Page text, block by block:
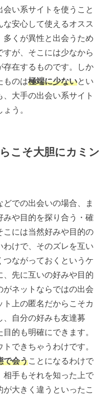
い系サイトを使うこと
安心して使えるオスス
多くが異性と出会うため
が、そこには少なから
存在するものです。しか
ものは極端に少ないとい
大手の出会い系サイト
ょう。
こそ大胆にカミン
での出会いの場合、ま
や目的を探り合う・確
こには当然好みや目的の
わけで、そのズレを互い
ながっておくというケ
先に互いの好みや目的
がネットならではの出会
上の匿名だからこそカ
、自分の好みも友達募
的も明確にできます。
できちゃうわけです。
で会うことになるわけで
相手もそれを知った上で
大きく違うといったこ